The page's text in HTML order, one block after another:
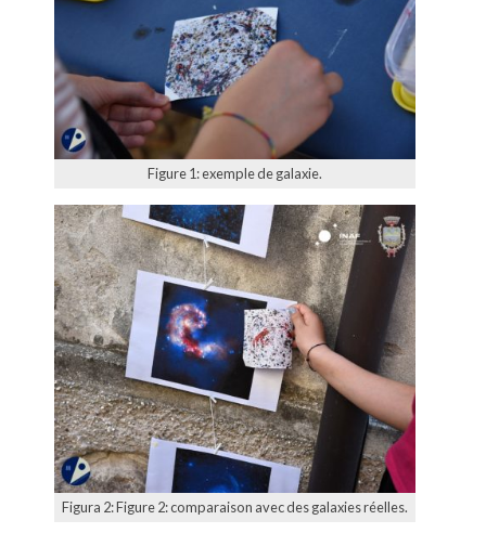
Figure 1: exemple de galaxie.
Figura 2: Figure 2: comparaison avec des galaxies réelles.